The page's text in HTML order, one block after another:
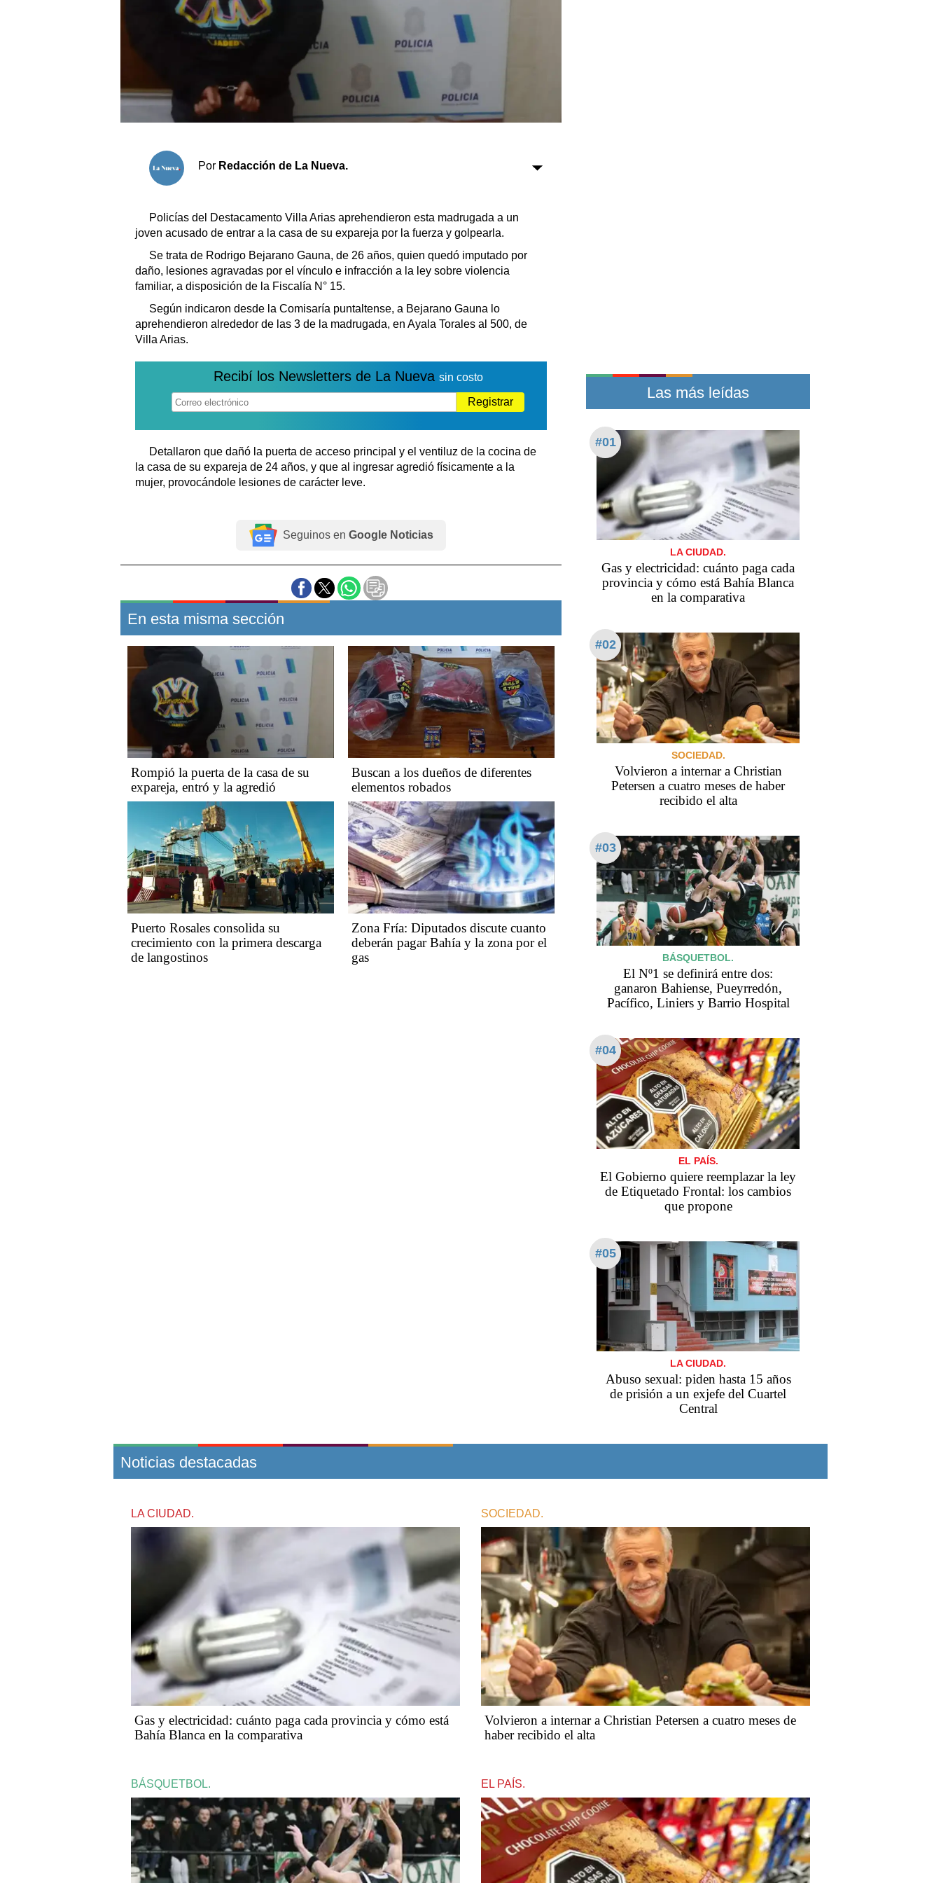
Sociedad y tiempo libre
Tecnología
Turismo
Es viral
El tiempo
Fúnebres
Horóscopo
Suplementos
Servicios
Transportes
Datos Útiles
Fúnebres
Edictos
Teléfonos de urgencia
Por Redacción de La Nueva.
Policías del Destacamento Villa Arias aprehendieron esta madrugada a un
joven acusado de entrar a la casa de su expareja por la fuerza y golpearla.
Se trata de Rodrigo Bejarano Gauna, de 26 años, quien quedó imputado por
daño, lesiones agravadas por el vínculo e infracción a la ley sobre violencia
familiar, a disposición de la Fiscalía N° 15.
Según indicaron desde la Comisaría puntaltense, a Bejarano Gauna lo
aprehendieron alrededor de las 3 de la madrugada, en Ayala Torales al 500, de
Villa Arias.
Recibí los Newsletters de La Nueva sin costo
Registrar
Detallaron que dañó la puerta de acceso principal y el ventiluz de la cocina de
la casa de su expareja de 24 años, y que al ingresar agredió físicamente a la
mujer, provocándole lesiones de carácter leve.
Seguinos en Google Noticias
En esta misma sección
Rompió la puerta de la casa de su
expareja, entró y la agredió
Buscan a los dueños de diferentes
elementos robados
Puerto Rosales consolida su
crecimiento con la primera descarga
de langostinos
Zona Fría: Diputados discute cuanto
deberán pagar Bahía y la zona por el
gas
Las más leídas
#01
LA CIUDAD.
Gas y electricidad: cuánto paga cada
provincia y cómo está Bahía Blanca
en la comparativa
#02
SOCIEDAD.
Volvieron a internar a Christian
Petersen a cuatro meses de haber
recibido el alta
#03
BÁSQUETBOL.
El Nº1 se definirá entre dos:
ganaron Bahiense, Pueyrredón,
Pacífico, Liniers y Barrio Hospital
#04
EL PAÍS.
El Gobierno quiere reemplazar la ley
de Etiquetado Frontal: los cambios
que propone
#05
LA CIUDAD.
Abuso sexual: piden hasta 15 años
de prisión a un exjefe del Cuartel
Central
Noticias destacadas
LA CIUDAD.
Gas y electricidad: cuánto paga cada provincia y cómo está
Bahía Blanca en la comparativa
SOCIEDAD.
Volvieron a internar a Christian Petersen a cuatro meses de
haber recibido el alta
BÁSQUETBOL. EL PAÍS.